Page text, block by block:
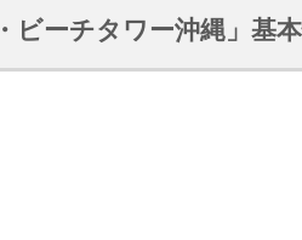
ビーチタワー沖縄」基